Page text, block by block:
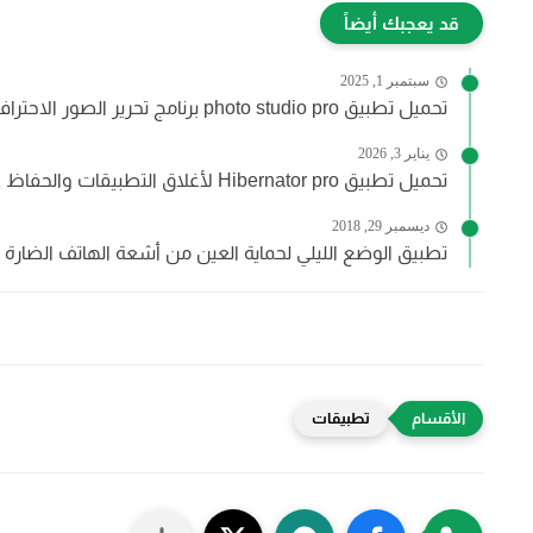
قد يعجبك أيضاً
سبتمبر 1, 2025
تحميل تطبيق photo studio pro برنامج تحرير الصور الاحترافي للأندرويد...
يناير 3, 2026
تحميل تطبيق Hibernator pro لأغلاق التطبيقات والحفاظ على بطارية الهاتف...
ديسمبر 29, 2018
تطبيق الوضع الليلي لحماية العين من أشعة الهاتف الضارة
تطبيقات